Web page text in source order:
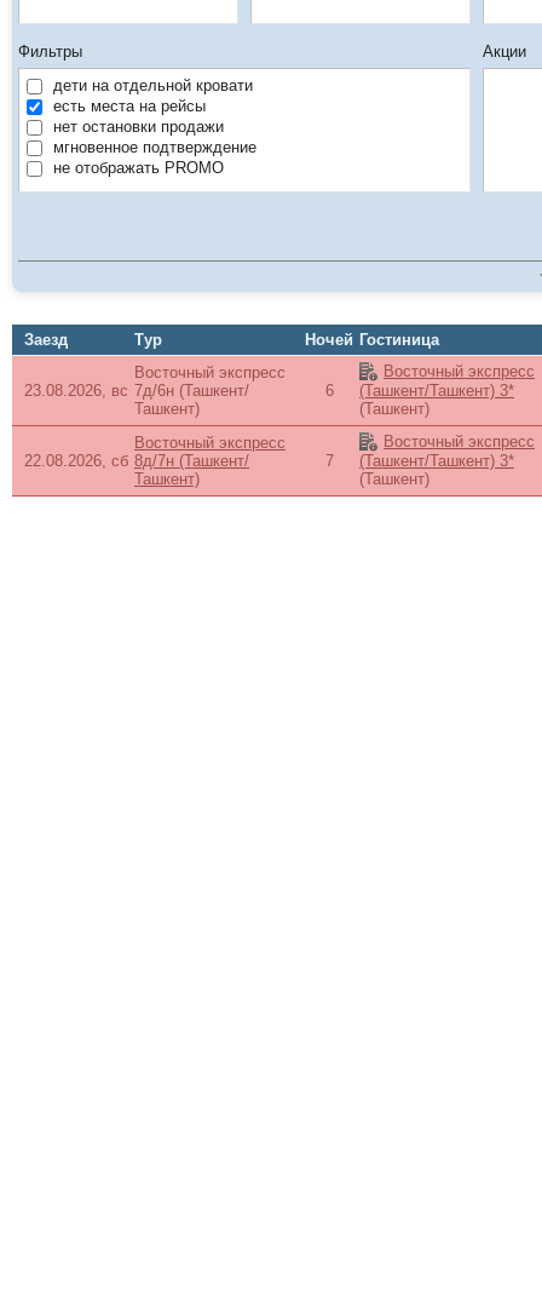
Фильтры
дети на отдельной кровати
есть места на рейсы
нет остановки продажи
мгновенное подтверждение
не отображать PROMO
Акции
Заезд Тур Ночей Гостиница
23.08.2026, вс
Восточный экспресс
7д/6н (Ташкент/
Ташкент)
6
Восточный экспресс
(Ташкент/Ташкент) 3*
(Ташкент)
22.08.2026, сб
Восточный экспресс
8д/7н (Ташкент/
Ташкент)
7
Восточный экспресс
(Ташкент/Ташкент) 3*
(Ташкент)